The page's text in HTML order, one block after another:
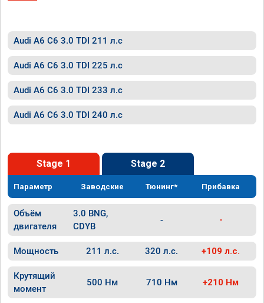
Audi A6 C6 3.0 TDI 211 л.с
Audi A6 C6 3.0 TDI 225 л.с
Audi A6 C6 3.0 TDI 233 л.с
Audi A6 C6 3.0 TDI 240 л.с
Stage 1 Stage 2
Параметр Заводские Тюнинг* Прибавка
Объём
двигателя
3.0 BNG,
CDYB
- -
Мощность 211 л.с. 320 л.с. +109 л.с.
Крутящий
момент
500 Нм 710 Нм +210 Нм